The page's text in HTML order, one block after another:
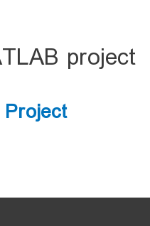
project